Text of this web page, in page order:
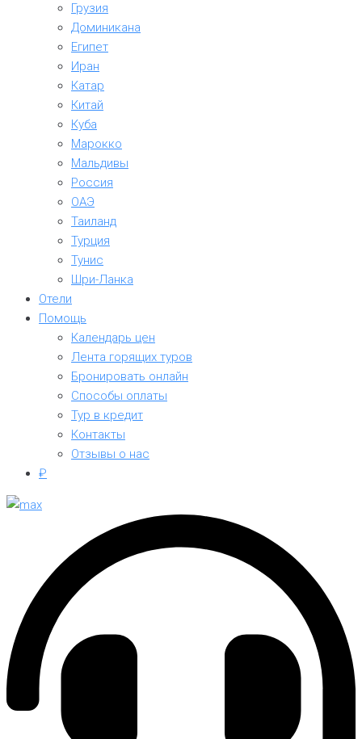
Грузия
Доминикана
Египет
Иран
Катар
Китай
Куба
Марокко
Мальдивы
Россия
ОАЭ
Таиланд
Турция
Тунис
Шри-Ланка
Отели
Помощь
Календарь цен
Лента горящих туров
Бронировать онлайн
Способы оплаты
Тур в кредит
Контакты
Отзывы о нас
₽